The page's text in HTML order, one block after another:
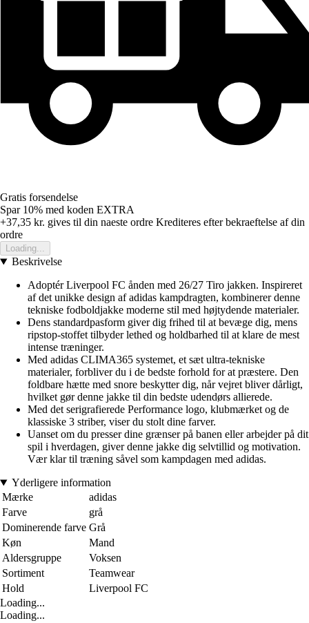
Gratis forsendelse
Spar 10% med koden EXTRA
+37,35 kr. gives til din naeste ordre Krediteres efter bekraeftelse af din
ordre
Loading...
Beskrivelse
Adoptér Liverpool FC ånden med 26/27 Tiro jakken. Inspireret
af det unikke design af adidas kampdragten, kombinerer denne
tekniske fodboldjakke moderne stil med højtydende materialer.
Dens standardpasform giver dig frihed til at bevæge dig, mens
ripstop-stoffet tilbyder lethed og holdbarhed til at klare de mest
intense træninger.
Med adidas CLIMA365 systemet, et sæt ultra-tekniske
materialer, forbliver du i de bedste forhold for at præstere. Den
foldbare hætte med snore beskytter dig, når vejret bliver dårligt,
hvilket gør denne jakke til din bedste udendørs allierede.
Med det serigrafierede Performance logo, klubmærket og de
klassiske 3 striber, viser du stolt dine farver.
Uanset om du presser dine grænser på banen eller arbejder på dit
spil i hverdagen, giver denne jakke dig selvtillid og motivation.
Vær klar til træning såvel som kampdagen med adidas.
Yderligere information
Mærke
adidas
Farve
grå
Dominerende farve Grå
Køn
Mand
Aldersgruppe
Voksen
Sortiment
Teamwear
Hold
Liverpool FC
Loading...
Loading...